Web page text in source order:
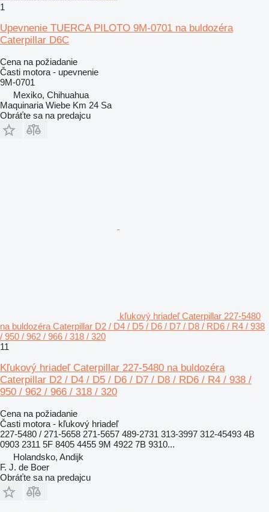
1
Upevnenie TUERCA PILOTO 9M-0701 na buldozéra
Caterpillar D6C
Cena na požiadanie
Časti motora - upevnenie
9M-0701
Mexiko, Chihuahua
Maquinaria Wiebe Km 24 Sa
Obráťte sa na predajcu
kľukový hriadeľ Caterpillar 227-5480
na buldozéra Caterpillar D2 / D4 / D5 / D6 / D7 / D8 / RD6 / R4 / 938
/ 950 / 962 / 966 / 318 / 320
11
Kľukový hriadeľ Caterpillar 227-5480 na buldozéra
Caterpillar D2 / D4 / D5 / D6 / D7 / D8 / RD6 / R4 / 938 /
950 / 962 / 966 / 318 / 320
Cena na požiadanie
Časti motora - kľukový hriadeľ
227-5480 / 271-5658 271-5657 489-2731 313-3997 312-45493 4B
0903 2311 5F 8405 4455 9M 4922 7B 9310...
Holandsko, Andijk
F. J. de Boer
Obráťte sa na predajcu